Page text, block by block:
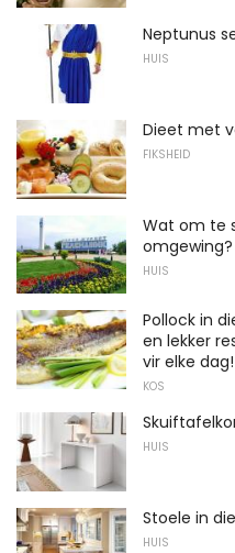
Neptunus
HUIS
Dieet met
FIKSHEID
Wat om te
omgewing?
HUIS
Pollock in
en lekker
vir elke dag!
KOS
HUIS
Stoele in
HUIS